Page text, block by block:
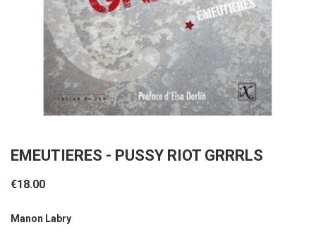
EMEUTIERES - PUSSY RIOT GRRRLS
€18.00
Manon Labry